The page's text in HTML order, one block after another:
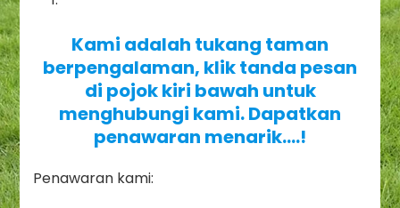
Kami adalah tukang taman
berpengalaman, klik tanda pesan
di pojok kiri bawah untuk
menghubungi kami. Dapatkan
penawaran menarik….!
Penawaran kami: